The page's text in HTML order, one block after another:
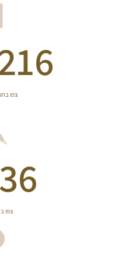
צפו
216
צפו